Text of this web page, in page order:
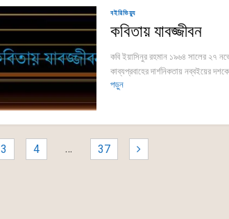
বইরিভিয়্যু
কবিতায় যাবজ্জীবন
কবি ইয়াসিনুর রহমান ১৯৬৪ সালের ২৭
কাব্যপ্রবাহের দার্শনিকতায় নব্বইয়ের
পড়ুন
3 4 … 37